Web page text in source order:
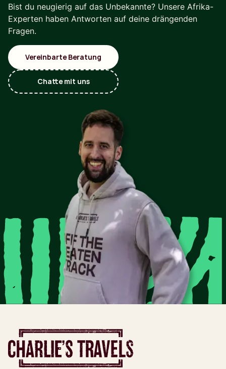
Bist du neugierig auf das Unbekannte? Unsere Afrika-
Experten haben Antworten auf deine drängenden
Fragen.
Vereinbarte Beratung
Chatte mit uns